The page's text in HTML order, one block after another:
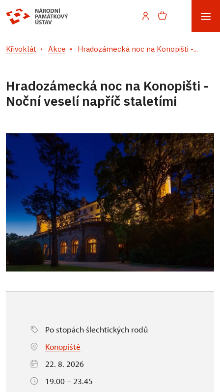
Křivoklát Akce Hradozámecká noc na Konopišti -...
Hradozámecká noc na Konopišti -
Noční veselí napříč staletími
Po stopách šlechtických rodů
Konopiště
22. 8. 2026
19.00 – 23.45